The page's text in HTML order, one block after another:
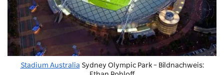
Stadium Australia Sydney Olympic Park – Bildnachweis: